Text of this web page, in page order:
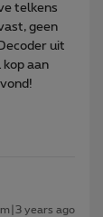
telkens
geen
uit
aan
years ago